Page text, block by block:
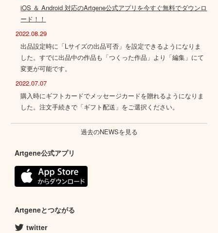
iOS ＆ Android 対応のArtgene公式アプリを今すぐ無料でダウンロ
ード！！
2022.08.29
出品設定時に「Lサイズの出品可否」を設定できるようになりま
した。すでに出品中の作品も「つくった作品」より「編集」にて
変更が可能です。
2022.07.07
購入時にギフトカードでメッセージカードを贈れるようになりま
した。注文手続きで「ギフト配送」をご選択ください。
過去のNEWSを見る
Artgene公式アプリ
Artgeneとつながる
twitter